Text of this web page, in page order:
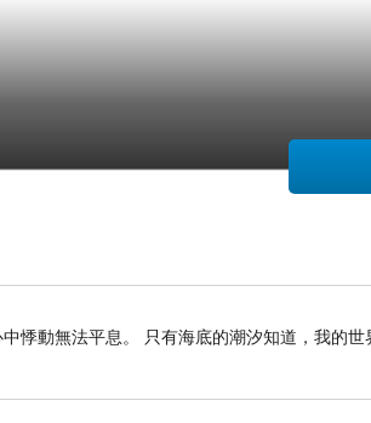
悸動無法平息。 只有海底的潮汐知道，我的世